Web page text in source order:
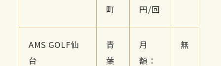
町
円/回
AMS GOLF仙
台
青
葉
月
額：
無